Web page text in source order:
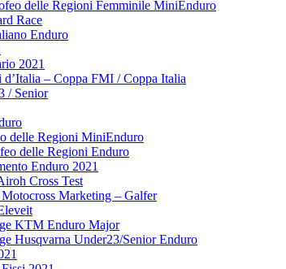
delle Regioni Femminile MiniEnduro
Race
Enduro
2021
d’Italia – Coppa FMI / Coppa Italia
/ Senior
delle Regioni MiniEnduro
delle Regioni Enduro
Enduro 2021
Cross Test
Marketing – Galfer
KTM Enduro Major
Husqvarna Under23/Senior Enduro